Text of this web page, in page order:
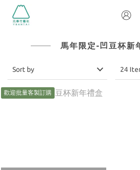
馬年限定-凹豆杯新
Sort by 24
歡迎批量客製訂購